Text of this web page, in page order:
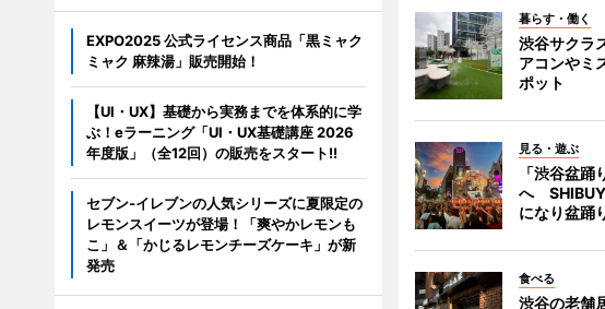
暮らす・働く
渋谷サクラ
アコンやミ
ポット
見る・遊ぶ
「渋谷盆踊
へ
になり盆踊
食べる
渋谷の老舗
EXPO2025 公式ライセンス商品「黒ミャク
ミャク 麻辣湯」販売開始！
【UI・UX】基礎から実務までを体系的に学
ぶ！eラーニング「UI・UX基礎講座 2026
年度版」（全12回）の販売をスタート!!
セブン‐イレブンの人気シリーズに夏限定の
レモンスイーツが登場！「爽やかレモンも
こ」＆「かじるレモンチーズケーキ」が新
発売